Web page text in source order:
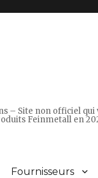
– Site non officiel
Feinmetall en
Fournisseurs